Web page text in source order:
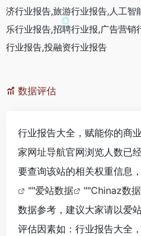
济行业报告,旅游行业报告,人工智
乐行业报告,招聘行业报,广告营
行业报告,投融资行业报告
数据评估
行业报告大全，赋能你的商
家网址导航官网浏览人数已
要查询该站的相关权重信息
""爱站数据 ""Chinaz数据
数据参考，建议大家请以爱
评估因素如：行业报告大全